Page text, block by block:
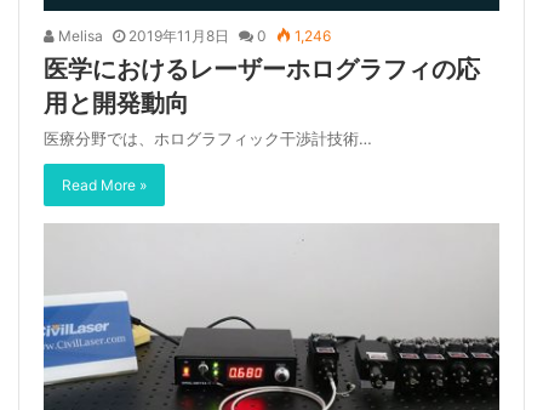
Melisa 2019年11月8日 0 1,246
医学におけるレーザーホログラフィの応
用と開発動向
医療分野では、ホログラフィック干渉計技術…
Read More »